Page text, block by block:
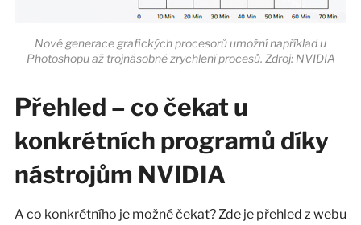
Nové generace grafických procesorů umožní například u
Photoshopu až trojnásobné zrychlení procesů. Zdroj: NVIDIA
Přehled – co čekat u
konkrétních programů díky
nástrojům NVIDIA
A co konkrétního je možné čekat? Zde je přehled z webu